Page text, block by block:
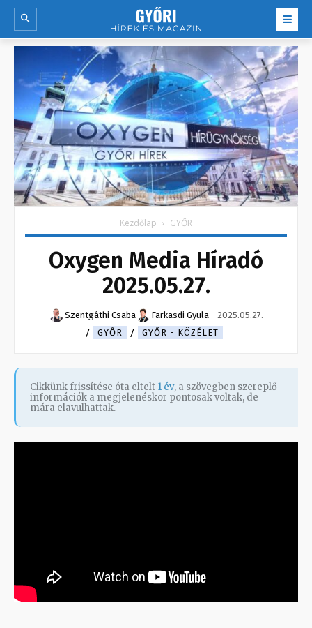
Kezdőlap GYŐR
Oxygen Media Híradó
2025.05.27.
Szentgáthi Csaba Farkasdi Gyula - 2025.05.27.
GYŐR
GYŐR - KÖZÉLET
Cikkünk frissítése óta eltelt 1 év, a szövegben szereplő
információk a megjelenéskor pontosak voltak, de
mára elavulhattak.